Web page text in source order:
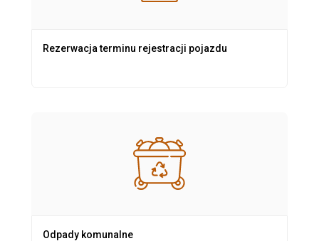
Rezerwacja terminu rejestracji pojazdu
Odpady komunalne